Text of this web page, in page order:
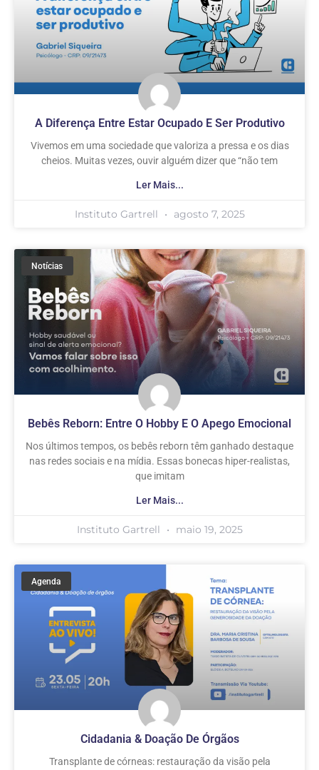
A Diferença Entre Estar Ocupado E Ser Produtivo
Vivemos em uma sociedade que valoriza a pressa e os dias
cheios. Muitas vezes, ouvir alguém dizer que “não tem
Ler Mais...
Instituto Gartrell agosto 7, 2025
Notícias
Bebês Reborn: Entre O Hobby E O Apego Emocional
Nos últimos tempos, os bebês reborn têm ganhado destaque
nas redes sociais e na mídia. Essas bonecas hiper-realistas,
que imitam
Ler Mais...
Instituto Gartrell maio 19, 2025
Agenda
Cidadania & Doação De Órgãos
Transplante de córneas: restauração da visão pela